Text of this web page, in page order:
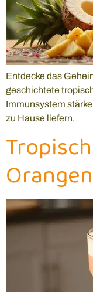
Entdecke das
geschichtete
Immunsystem
zu Hause liefern.